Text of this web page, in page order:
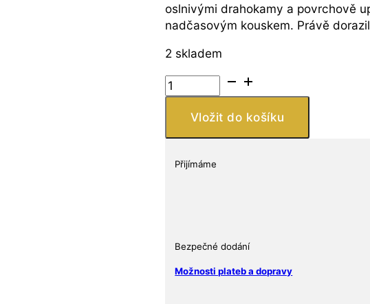
oslnivými drahokamy a povrchově
nadčasovým kouskem. Právě
2 skladem
Přívěsek
ze
stříbra
Citronovým
Vložit do košíku
Přijímáme
Bezpečné dodání
Možnosti plateb a dopravy